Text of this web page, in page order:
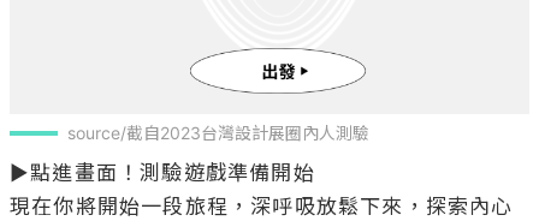
source/截自2023台灣設計展圈內人測驗
▶點進畫面！測驗遊戲準備開始
現在你將開始一段旅程，深呼吸放鬆下來，探索內心